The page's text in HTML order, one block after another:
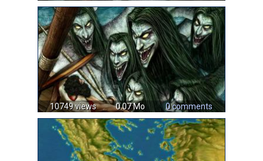
10749 views 0.07 Mo 0 comments